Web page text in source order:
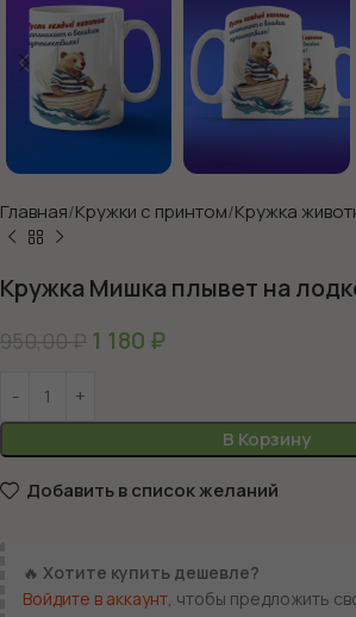
Главная Кружки с принтом Кружка
Кружка Мишка плывет на
950,00₽ 1 180 ₽
В Корзину
Добавить в список желаний
🔥 Хотите купить дешевле?
Войдите в аккаунт , чтобы предложить